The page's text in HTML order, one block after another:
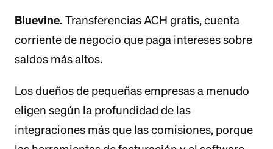
Bluevine. Transferencias ACH gratis, cuenta
corriente de negocio que paga intereses sobre
saldos más altos.
Los dueños de pequeñas empresas a menudo
eligen según la profundidad de las
integraciones más que las comisiones, porque